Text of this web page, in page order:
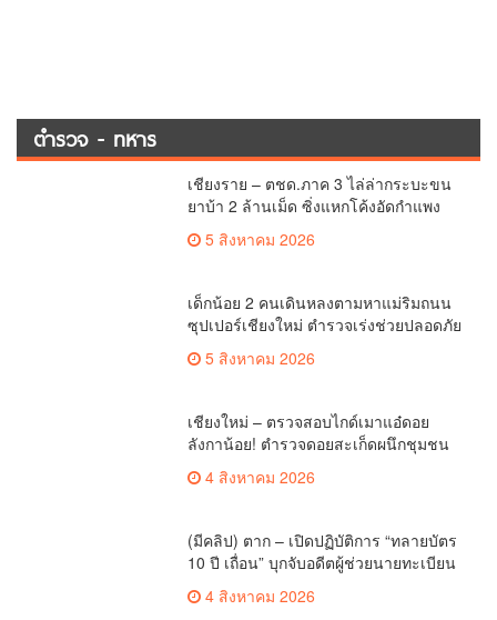
ตำรวจ - ทหาร
เชียงราย – ตชด.ภาค 3 ไล่ล่ากระบะขน
ยาบ้า 2 ล้านเม็ด ซิ่งแหกโค้งอัดกำแพง
5 สิงหาคม 2026
เด็กน้อย 2 คนเดินหลงตามหาแม่ริมถนน
ซุปเปอร์เชียงใหม่ ตำรวจเร่งช่วยปลอดภัย
แล้ว5 สิงหาคม 2026
เชียงใหม่ – ตรวจสอบไกด์เมาแอ๋ดอย
ลังกาน้อย! ตำรวจดอยสะเก็ดผนึกชุมชน
สยบดราม่าโซเชียล ส่งตัวบำบัดด่วน
สร้างความมั่นใจให้นักท่องเที่ยว
4 สิงหาคม 2026
(มีคลิป) ตาก – เปิดปฏิบัติการ “ทลายบัตร
10 ปี เถื่อน” บุกจับอดีตผู้ช่วยนายทะเบียน
แม่สอดร่วมกลุ่มต่างด้าว ทุจริตออกสวม
สิทธิ์ทะเบียนราษฎร์
4 สิงหาคม 2026